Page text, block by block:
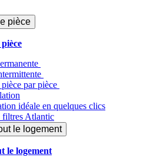
pièce
par pièce
idéale en quelques clics
filtres Atlantic
le logement
le logement